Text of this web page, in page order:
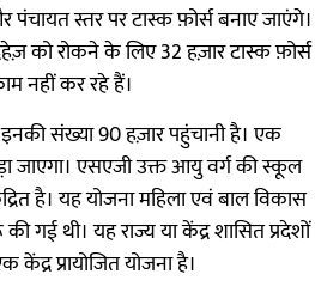
स्तर पर टास्क फ़ोर्स बनाए जाएंगे।
को रोकने के लिए 32 हज़ार टास्क फ़ोर्स
नहीं कर रहे हैं।
संख्या 90 हज़ार पहुंचानी है। एक
जाएगा। एसएजी उक्त आयु वर्ग की स्कूल
है। यह योजना महिला एवं बाल विकास
गई थी। यह राज्य या केंद्र शासित प्रदेशों
केंद्र प्रायोजित योजना है।